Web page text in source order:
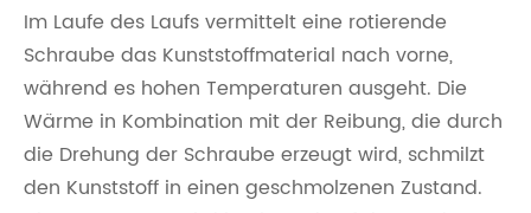
Im Laufe des Laufs vermittelt eine rotierende
Schraube das Kunststoffmaterial nach vorne,
während es hohen Temperaturen ausgeht. Die
Wärme in Kombination mit der Reibung, die durch
die Drehung der Schraube erzeugt wird, schmilzt
den Kunststoff in einen geschmolzenen Zustand.